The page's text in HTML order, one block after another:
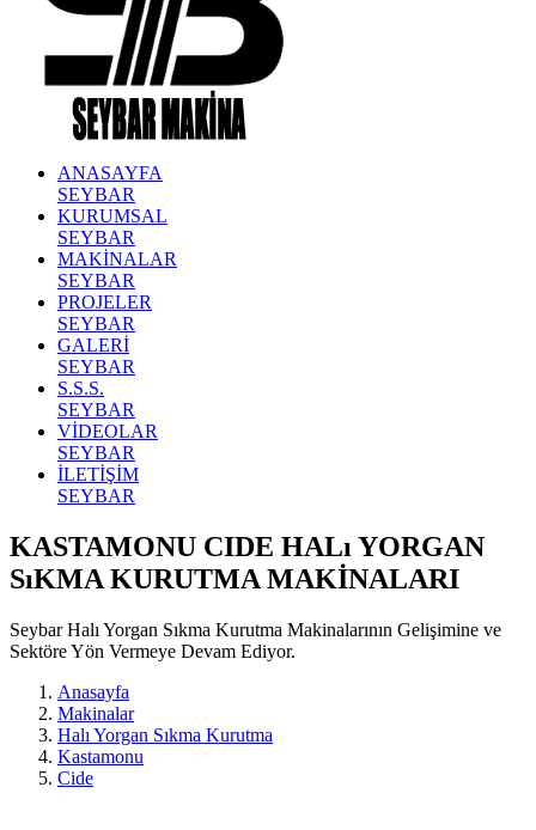
ANASAYFA
SEYBAR
KURUMSAL
SEYBAR
MAKİNALAR
SEYBAR
PROJELER
SEYBAR
GALERİ
SEYBAR
S.S.S.
SEYBAR
VİDEOLAR
SEYBAR
İLETİŞİM
SEYBAR
KASTAMONU CIDE HALı YORGAN
SıKMA KURUTMA MAKİNALARI
Seybar Halı Yorgan Sıkma Kurutma Makinalarının Gelişimine ve
Sektöre Yön Vermeye Devam Ediyor.
Anasayfa
Makinalar
Halı Yorgan Sıkma Kurutma
Kastamonu
Cide